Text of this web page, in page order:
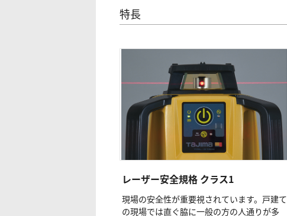
特長
レーザー安全規格 クラス1
現場の安全性が重要視されています。戸建て
の現場では直ぐ脇に一般の方の人通りが多